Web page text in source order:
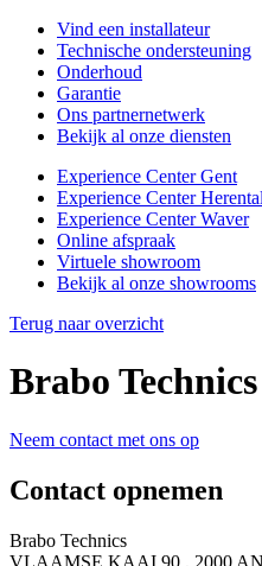
Vind een installateur
Technische ondersteuning
Onderhoud
Garantie
Ons partnernetwerk
Bekijk al onze diensten
Experience Center Gent
Experience Center
Experience Center Waver
Online afspraak
Virtuele showroom
Bekijk al onze showrooms
Terug naar overzicht
Brabo Technics
Neem contact met ons op
Contact opnemen
Brabo Technics
VLAAMSE KAAI 90 , 2000